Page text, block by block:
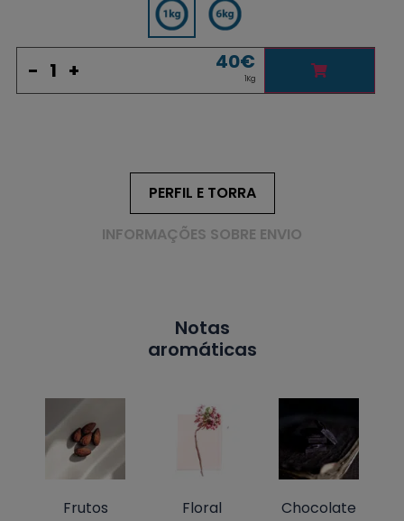
- + 40€
1Kg
PERFIL E TORRA
INFORMAÇÕES SOBRE ENVIO
Notas
aromáticas
Frutos
Floral
Chocolate